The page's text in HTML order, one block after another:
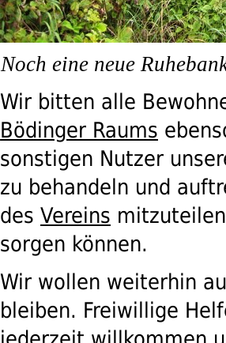
Noch eine neue
Wir bitten alle
Bödinger Raums
sonstigen Nutzer
zu behandeln und
des Vereins
sorgen können.
Wir wollen weiterhin
bleiben. Freiwillige